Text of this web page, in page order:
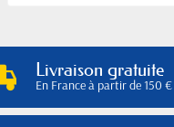
Livraison gratuite
En France à partir de 150